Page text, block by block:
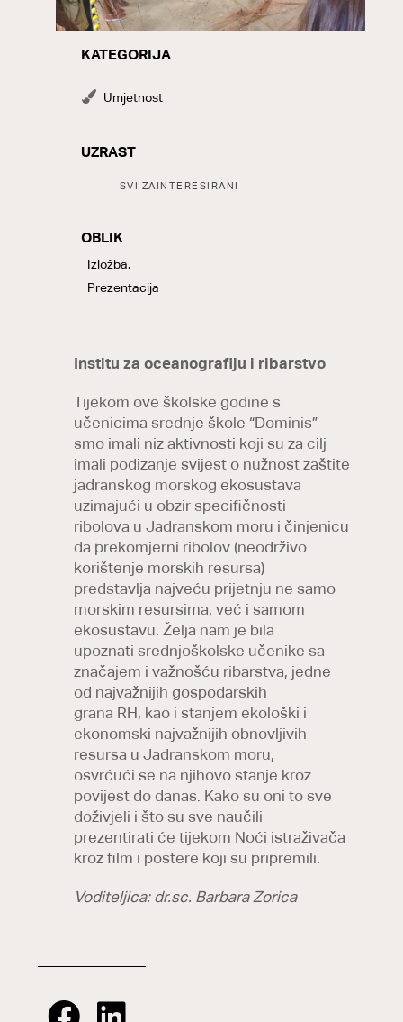
KATEGORIJA
Umjetnost
UZRAST
SVI ZAINTERESIRANI
OBLIK
LABELS
Izložba,
Prezentacija
Institu za oceanografiju i ribarstvo
Tijekom ove školske godine s
učenicima srednje škole “Dominis”
smo imali niz aktivnosti koji su za cilj
imali podizanje svijest o nužnost zaštite
jadranskog morskog ekosustava
uzimajući u obzir specifičnosti
ribolova u Jadranskom moru i činjenicu
da prekomjerni ribolov (neodrživo
korištenje morskih resursa)
predstavlja najveću prijetnju ne samo
morskim resursima, već i samom
ekosustavu. Želja nam je bila
upoznati srednjoškolske učenike sa
značajem i važnošću ribarstva, jedne
od najvažnijih gospodarskih
grana RH, kao i stanjem ekološki i
ekonomski najvažnijih obnovljivih
resursa u Jadranskom moru,
osvrćući se na njihovo stanje kroz
povijest do danas. Kako su oni to sve
doživjeli i što su sve naučili
prezentirati će tijekom Noći istraživača
kroz film i postere koji su pripremili.
Voditeljica: dr.sc. Barbara Zorica